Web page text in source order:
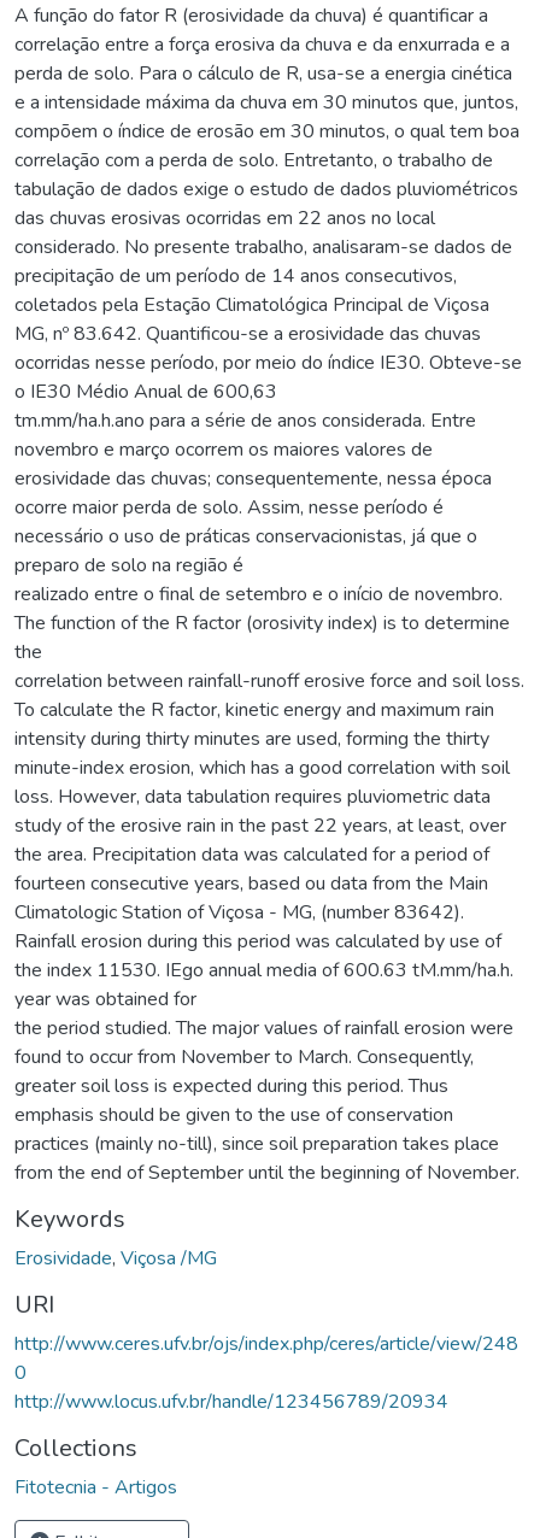
A função do fator R (erosividade da chuva) é quantificar a
correlação entre a força erosiva da chuva e da enxurrada e a
perda de solo. Para o cálculo de R, usa-se a energia cinética
e a intensidade máxima da chuva em 30 minutos que, juntos,
compõem o índice de erosão em 30 minutos, o qual tem boa
correlação com a perda de solo. Entretanto, o trabalho de
tabulação de dados exige o estudo de dados pluviométricos
das chuvas erosivas ocorridas em 22 anos no local
considerado. No presente trabalho, analisaram-se dados de
precipitação de um período de 14 anos consecutivos,
coletados pela Estação Climatológica Principal de Viçosa
MG, nº 83.642. Quantificou-se a erosividade das chuvas
ocorridas nesse período, por meio do índice IE30. Obteve-se
o IE30 Médio Anual de 600,63
tm.mm/ha.h.ano para a série de anos considerada. Entre
novembro e março ocorrem os maiores valores de
erosividade das chuvas; consequentemente, nessa época
ocorre maior perda de solo. Assim, nesse período é
necessário o uso de práticas conservacionistas, já que o
preparo de solo na região é
realizado entre o final de setembro e o início de novembro.
The function of the R factor (orosivity index) is to determine
the
correlation between rainfall-runoff erosive force and soil loss.
To calculate the R factor, kinetic energy and maximum rain
intensity during thirty minutes are used, forming the thirty
minute-index erosion, which has a good correlation with soil
loss. However, data tabulation requires pluviometric data
study of the erosive rain in the past 22 years, at least, over
the area. Precipitation data was calculated for a period of
fourteen consecutive years, based ou data from the Main
Climatologic Station of Viçosa - MG, (number 83642).
Rainfall erosion during this period was calculated by use of
the index 11530. IEgo annual media of 600.63 tM.mm/ha.h.
year was obtained for
the period studied. The major values of rainfall erosion were
found to occur from November to March. Consequently,
greater soil loss is expected during this period. Thus
emphasis should be given to the use of conservation
practices (mainly no-till), since soil preparation takes place
from the end of September until the beginning of November.
Keywords
Erosividade, Viçosa /MG
URI
http://www.ceres.ufv.br/ojs/index.php/ceres/article/view/248
0
http://www.locus.ufv.br/handle/123456789/20934
Collections
Fitotecnia - Artigos